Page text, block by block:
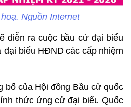
Nguồn Internet
diễn ra cuộc bầu cử đại biểu
đại biểu HĐND các cấp nhiệm
bố của Hội đồng Bầu cử quốc
thức ứng cử đại biểu Quốc